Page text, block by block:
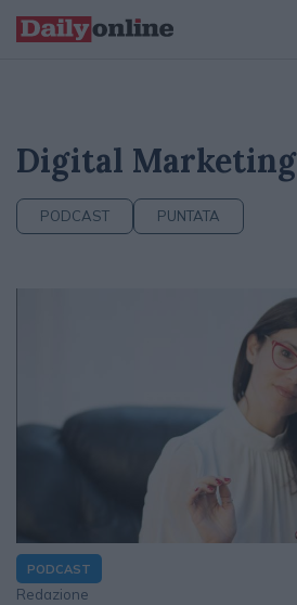
Digital Marketing
PODCAST PUNTATA
PODCAST
Redazione